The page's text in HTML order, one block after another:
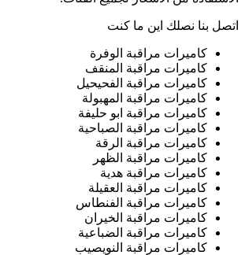
اتصل بنا نصلك اين ما كنت
كاميرات مراقبة الوفرة
كاميرات مراقبة المنقف
كاميرات مراقبة الفحيحيل
كاميرات مراقبة المهبولة
كاميرات مراقبة ابو حليفة
كاميرات مراقبة الصباحية
كاميرات مراقبة الرقة
كاميرات مراقبة الظهر
كاميرات مراقبة هدية
كاميرات مراقبة العقيلة
كاميرات مراقبة الفنطاس
كاميرات مراقبة الخيران
كاميرات مراقبة الضباعية
كاميرات مراقبة النويصيب